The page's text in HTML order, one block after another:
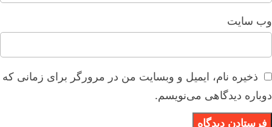
وب‌ سایت
ذخیره نام، ایمیل و وبسایت من در مرورگر برای زمانی که
دوباره دیدگاهی می‌نویسم.